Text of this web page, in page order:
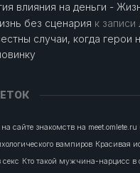
влияния на деньги -
без сценария к записи
случаи, когда герои
сайте знакомств на meet.omlete.ru
вампиров Красивая
секс Кто такой мужчина-нарцисс в